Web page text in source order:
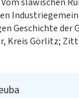
Geschichte der
Kreis Görlitz;